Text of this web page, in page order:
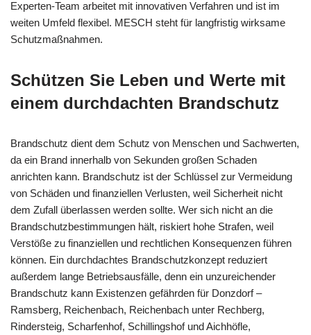
Experten-Team arbeitet mit innovativen Verfahren und ist im
weiten Umfeld flexibel. MESCH steht für langfristig wirksame
Schutzmaßnahmen.
Schützen Sie Leben und Werte mit
einem durchdachten Brandschutz
Brandschutz dient dem Schutz von Menschen und Sachwerten,
da ein Brand innerhalb von Sekunden großen Schaden
anrichten kann. Brandschutz ist der Schlüssel zur Vermeidung
von Schäden und finanziellen Verlusten, weil Sicherheit nicht
dem Zufall überlassen werden sollte. Wer sich nicht an die
Brandschutzbestimmungen hält, riskiert hohe Strafen, weil
Verstöße zu finanziellen und rechtlichen Konsequenzen führen
können. Ein durchdachtes Brandschutzkonzept reduziert
außerdem lange Betriebsausfälle, denn ein unzureichender
Brandschutz kann Existenzen gefährden für Donzdorf –
Ramsberg, Reichenbach, Reichenbach unter Rechberg,
Rindersteig, Scharfenhof, Schillingshof und Aichhöfle,